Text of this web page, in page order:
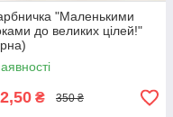
"Маленькими
до великих цілей!"
₴ 350 ₴